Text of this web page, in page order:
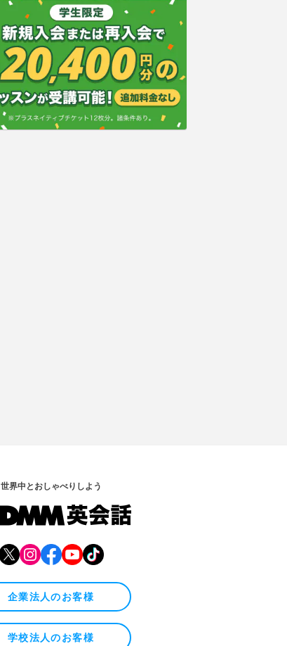
世界中とおしゃべりしよう
企業法人のお客様
学校法人のお客様